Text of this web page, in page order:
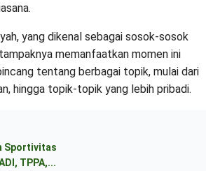
yang dikenal sebagai sosok-sosok
memanfaatkan momen ini
tentang berbagai topik, mulai dari
hingga topik-topik yang lebih pribadi.
Sportivitas
TPPA,...